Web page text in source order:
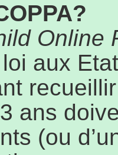
Online
aux
ans
(ou